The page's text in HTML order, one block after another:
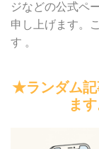
ジなどの公式ペ
申し上げます。
す 。
★ランダム記
ま